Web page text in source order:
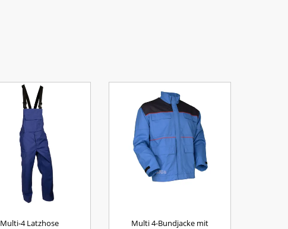
Multi-4 Latzhose
Multi 4-Bundjacke mit